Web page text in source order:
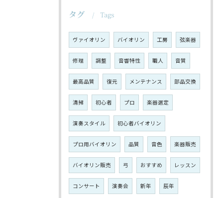
タグ Tags
ヴァイオリン バイオリン 工房 弦楽器
修理 調整 音響特性 職人 音質
最高品質 復元 メンテナンス 部品交換
清掃 初心者 プロ 楽器選定
演奏スタイル 初心者バイオリン
プロ用バイオリン 品質 音色 楽器販売
バイオリン販売 弓 おすすめ レッスン
コンサート 演奏会 新年 辰年